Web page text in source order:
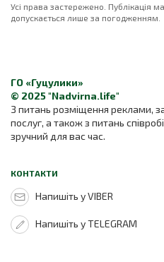
Усі права застережено. Публікація
допускається лише за погодженням.
ГО «Гуцулики»
© 2025 "Nadvirna.life"
З питань розміщення реклами,
послуг, а також з питань
зручний для вас час.
КОНТАКТИ
Напишіть у VIBER
Напишіть у TELEGRAM